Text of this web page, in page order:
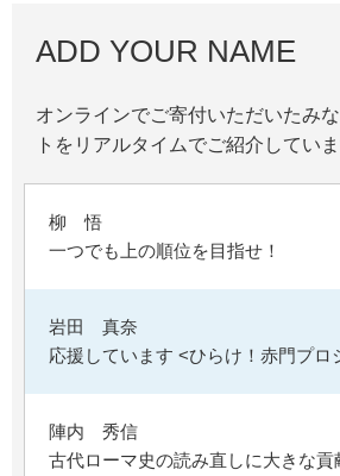
ADD YOUR NAME
オンラインでご寄付いただいたみ
トをリアルタイムでご紹介していま
柳 悟
一つでも上の順位を目指せ！
岩田 真奈
応援しています <ひらけ！赤門プロ
陣内 秀信
古代ローマ史の読み直しに大きな